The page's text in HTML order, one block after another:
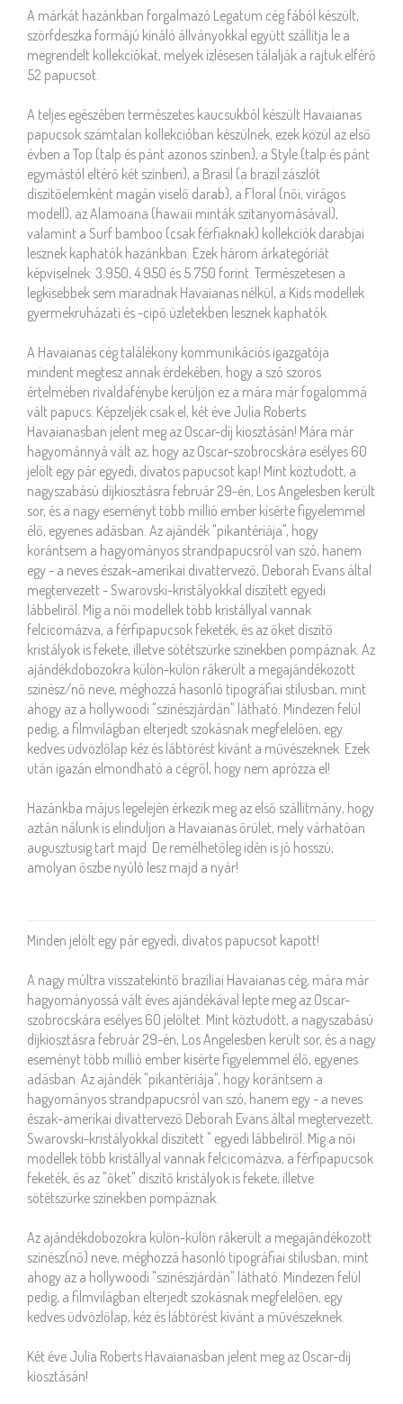
A márkát hazánkban forgalmazó Legatum cég fából készült,
szörfdeszka formájú kínáló állványokkal együtt szállítja le a
megrendelt kollekciókat, melyek ízlésesen tálalják a rajtuk elférő
52 papucsot.
A teljes egészében természetes kaucsukból készült Havaianas
papucsok számtalan kollekcióban készülnek, ezek közül az első
évben a Top (talp és pánt azonos színben), a Style (talp és pánt
egymástól eltérő két színben), a Brasil (a brazil zászlót
díszítőelemként magán viselő darab), a Floral (női, virágos
modell), az Alamoana (hawaii minták szitanyomásával),
valamint a Surf bamboo (csak férfiaknak) kollekciók darabjai
lesznek kaphatók hazánkban. Ezek három árkategóriát
képviselnek: 3.950, 4.950 és 5.750 forint. Természetesen a
legkisebbek sem maradnak Havaianas nélkül, a Kids modellek
gyermekruházati és -cipő üzletekben lesznek kaphatók.
A Havaianas cég találékony kommunikációs igazgatója
mindent megtesz annak érdekében, hogy a szó szoros
értelmében rivaldafénybe kerüljön ez a mára már fogalommá
vált papucs. Képzeljék csak el, két éve Julia Roberts
Havaianasban jelent meg az Oscar-díj kiosztásán! Mára már
hagyománnyá vált az, hogy az Oscar-szobrocskára esélyes 60
jelölt egy pár egyedi, divatos papucsot kap! Mint köztudott, a
nagyszabású díjkiosztásra február 29-én, Los Angelesben került
sor, és a nagy eseményt több millió ember kísérte figyelemmel
élő, egyenes adásban. Az ajándék "pikantériája", hogy
korántsem a hagyományos strandpapucsról van szó, hanem
egy - a neves észak-amerikai divattervező, Deborah Evans által
megtervezett - Swarovski-kristályokkal díszített egyedi
lábbeliről. Míg a női modellek több kristállyal vannak
felcicomázva, a férfipapucsok feketék, és az őket díszítő
kristályok is fekete, illetve sötétszürke színekben pompáznak. Az
ajándékdobozokra külön-külön rákerült a megajándékozott
színész/nő neve, méghozzá hasonló tipográfiai stílusban, mint
ahogy az a hollywoodi "színészjárdán" látható. Mindezen felül
pedig, a filmvilágban elterjedt szokásnak megfelelően, egy
kedves üdvözlőlap kéz és lábtörést kívánt a művészeknek. Ezek
után igazán elmondható a cégről, hogy nem aprózza el!
Hazánkba május legelején érkezik meg az első szállítmány, hogy
aztán nálunk is elinduljon a Havaianas őrület, mely várhatóan
augusztusig tart majd. De remélhetőleg idén is jó hosszú,
amolyan őszbe nyúló lesz majd a nyár!
Minden jelölt egy pár egyedi, divatos papucsot kapott!
A nagy múltra visszatekintő brazíliai Havaianas cég, mára már
hagyományossá vált éves ajándékával lepte meg az Oscar-
szobrocskára esélyes 60 jelöltet. Mint köztudott, a nagyszabású
díjkiosztásra február 29-én, Los Angelesben került sor, és a nagy
eseményt több millió ember kísérte figyelemmel élő, egyenes
adásban. Az ajándék "pikantériája", hogy korántsem a
hagyományos strandpapucsról van szó, hanem egy - a neves
észak-amerikai divattervező Deborah Evans által megtervezett,
Swarovski-kristályokkal díszített " egyedi lábbeliről. Míg a női
modellek több kristállyal vannak felcicomázva, a férfipapucsok
feketék, és az "őket" díszítő kristályok is fekete, illetve
sötétszürke színekben pompáznak.
Az ajándékdobozokra külön-külön rákerült a megajándékozott
színész(nő) neve, méghozzá hasonló tipográfiai stílusban, mint
ahogy az a hollywoodi "színészjárdán" látható. Mindezen felül
pedig, a filmvilágban elterjedt szokásnak megfelelően, egy
kedves üdvözlőlap, kéz és lábtörést kívánt a művészeknek.
Két éve Julia Roberts Havaianasban jelent meg az Oscar-díj
kiosztásán!